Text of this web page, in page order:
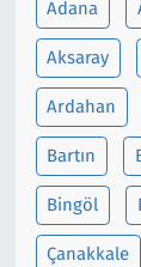
Adana
Aksaray
Ardahan
Bartın
Bingöl
Çanakkale
Siyaset
Spor
Tekirdağ